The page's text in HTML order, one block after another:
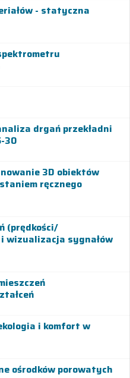
- statyczna
drgań przekładni
30
3D obiektów
ręcznego
(prędkości/
wizualizacja sygnałów
i komfort w
ośrodków porowatych